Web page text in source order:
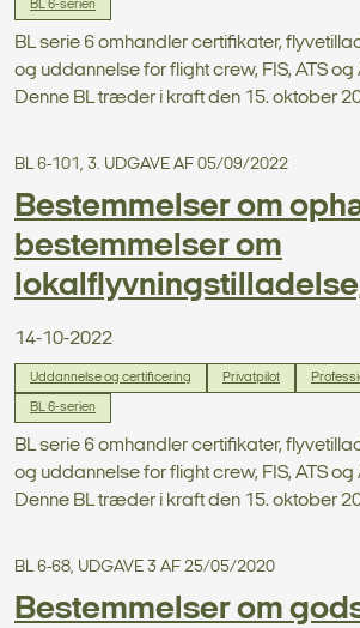
BL 6-serien
BL serie 6 omhandler certifikater,
og uddannelse for flight crew, FIS, ATS og
Denne BL træder i kraft den 15. oktober
BL 6-101, 3. UDGAVE AF 05/09/2022
Bestemmelser om
bestemmelser om
14-10-2022
Uddannelse og certificering Privatpilot
BL 6-serien
BL serie 6 omhandler certifikater,
og uddannelse for flight crew, FIS, ATS og
Denne BL træder i kraft den 15. oktober
BL 6-68, UDGAVE 3 AF 25/05/2020
Bestemmelser om